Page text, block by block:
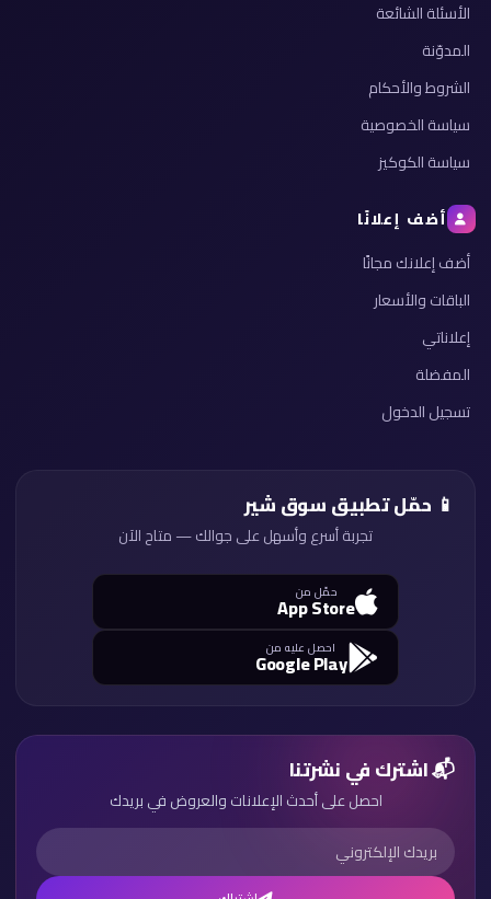
الأسئلة الشائعة
المدوّنة
الشروط والأحكام
سياسة الخصوصية
سياسة الكوكيز
أضف إعلانًا
أضف إعلانك مجانًا
الباقات والأسعار
إعلاناتي
المفضلة
تسجيل الدخول
📱 حمّل تطبيق سوق شير
تجربة أسرع وأسهل على جوالك — متاح الآن
حمّل من
App Store
احصل عليه من
Google Play
📬 اشترك في نشرتنا
احصل على أحدث الإعلانات والعروض في بريدك